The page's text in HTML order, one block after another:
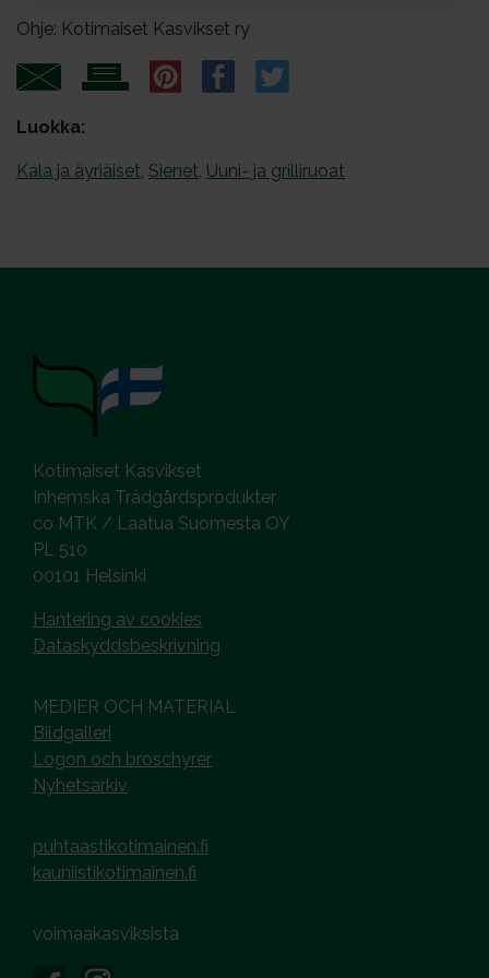
Ohje: Kotimaiset Kasvikset ry
Luokka:
Kala ja äyriäiset, Sienet, Uuni- ja grilliruoat
Kotimaiset Kasvikset
Inhemska Trädgårdsprodukter
co MTK / Laatua Suomesta OY
PL 510
00101 Helsinki
Hantering av cookies
Dataskyddsbeskrivning
MEDIER OCH MATERIAL
Bildgalleri
Logon och broschyrer
Nyhetsarkiv
puhtaastikotimainen.fi
kauniistikotimainen.fi
voimaakasviksista